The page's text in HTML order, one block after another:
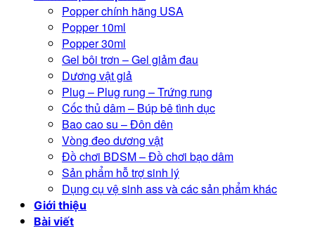
Popper chính hãng USA
Popper 10ml
Popper 30ml
Gel bôi trơn – Gel giảm đau
Dương vật giả
Plug – Plug rung – Trứng rung
Cốc thủ dâm – Búp bê tình dục
Bao cao su – Đôn dên
Vòng đeo dương vật
Đồ chơi BDSM – Đồ chơi bạo dâm
Sản phẩm hỗ trợ sinh lý
Dụng cụ vệ sinh ass và các sản phẩm khác
Giới thiệu
Bài viết